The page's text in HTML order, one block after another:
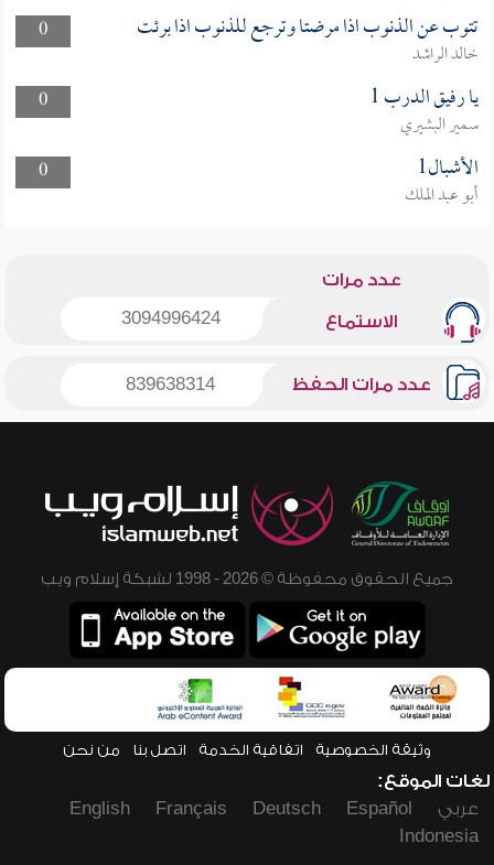
0
تتوب عن الذنوب اذا مرضتا وترجع للذنوب اذا برئت
خالد الراشد
0
يا رفيق الدرب 1
سمير البشيري
0
الأشبال1
أبو عبد الملك
عدد مرات
الاستماع 3094996424
عدد مرات الحفظ 839638314
جميع الحقوق محفوظة © 2026 - 1998 لشبكة إسلام ويب
وثيقة الخصوصية اتفاقية الخدمة اتصل بنا من نحن
لغات الموقع:
عربي
Español
Deutsch
Français
English
Indonesia